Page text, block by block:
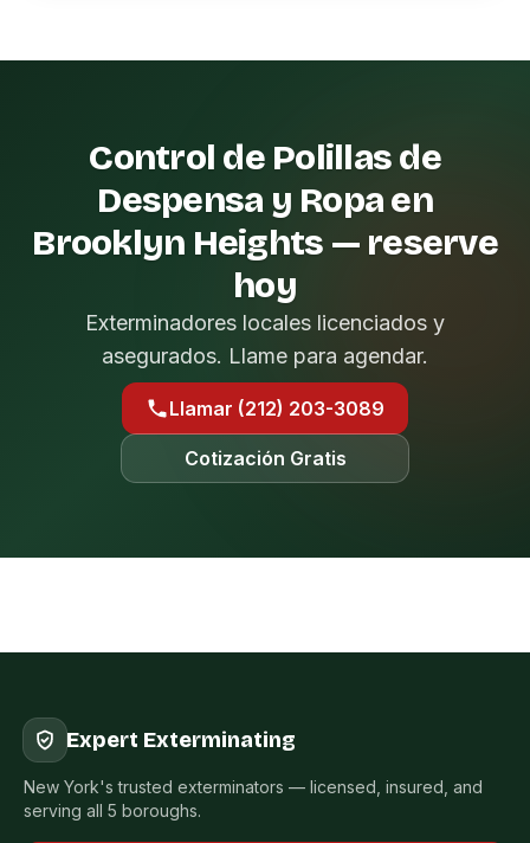
Control de Polillas de
Despensa y Ropa en
Brooklyn Heights — reserve
hoy
Exterminadores locales licenciados y
asegurados. Llame para agendar.
Llamar (212) 203-3089
Cotización Gratis
Expert Exterminating
New York's trusted exterminators — licensed, insured, and
serving all 5 boroughs.